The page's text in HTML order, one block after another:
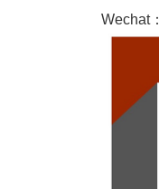
Wechat：